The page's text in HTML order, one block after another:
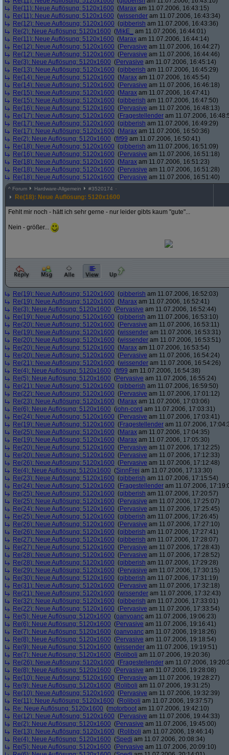
Re(11): Neue Auflösung: 5120x1600 (Marax am 11.07.2006, 16:43:15)
Re(11): Neue Auflösung: 5120x1600 (wissender am 11.07.2006, 16:43:34)
Re(12): Neue Auflösung: 5120x1600 (gibberish am 11.07.2006, 16:43:36)
Re(2): Neue Auflösung: 5120x1600 (MikE_
am 11.07.2006, 16:44:01)
Re(11): Neue Auflösung: 5120x1600 (Marax am 11.07.2006, 16:44:14)
Re(12): Neue Auflösung: 5120x1600 (Pervasive am 11.07.2006, 16:44:27)
Re(12): Neue Auflösung: 5120x1600 (Pervasive am 11.07.2006, 16:44:46)
Re(3): Neue Auflösung: 5120x1600 (Pervasive am 11.07.2006, 16:45:14)
Re(13): Neue Auflösung: 5120x1600 (gibberish am 11.07.2006, 16:45:29)
Re(14): Neue Auflösung: 5120x1600 (Marax am 11.07.2006, 16:45:54)
Re(14): Neue Auflösung: 5120x1600 (Pervasive am 11.07.2006, 16:46:18)
Re(15): Neue Auflösung: 5120x1600 (Marax am 11.07.2006, 16:47:41)
Re(15): Neue Auflösung: 5120x1600 (gibberish am 11.07.2006, 16:47:50)
Re(16): Neue Auflösung: 5120x1600 (Pervasive am 11.07.2006, 16:48:13)
Re(17): Neue Auflösung: 5120x1600 (Fragestellender am 11.07.2006,
Re(17): Neue Auflösung: 5120x1600 (gibberish am 11.07.2006, 16:49:29)
Re(17): Neue Auflösung: 5120x1600 (Marax am 11.07.2006, 16:50:36)
Re(2): Neue Auflösung: 5120x1600 (fif99 am 11.07.2006, 16:50:41)
Re(18): Neue Auflösung: 5120x1600 (gibberish am 11.07.2006, 16:51:09)
Re(16): Neue Auflösung: 5120x1600 (Pervasive am 11.07.2006, 16:51:18)
Re(18): Neue Auflösung: 5120x1600 (Marax am 11.07.2006, 16:51:23)
Re(18): Neue Auflösung: 5120x1600 (Pervasive am 11.07.2006, 16:51:28)
Re(18): Neue Auflösung: 5120x1600 (Pervasive am 11.07.2006, 16:51:40)
^ Forum Hardware-Allgemein #3520174
Re(18): Neue Auflösung: 5120x1600
Fehlt mir noch - hätt ich sehr gerne - nur leider gibts kaum "gute"...
Nein - größer...
Re(19): Neue Auflösung: 5120x1600 (gibberish am 11.07.2006, 16:52:03)
Re(19): Neue Auflösung: 5120x1600 (Marax am 11.07.2006, 16:52:41)
Re(3): Neue Auflösung: 5120x1600 (Pervasive am 11.07.2006, 16:52:44)
Re(19): Neue Auflösung: 5120x1600 (gibberish am 11.07.2006, 16:53:10)
Re(20): Neue Auflösung: 5120x1600 (Pervasive am 11.07.2006, 16:53:11)
Re(19): Neue Auflösung: 5120x1600 (wissender am 11.07.2006, 16:53:31)
Re(20): Neue Auflösung: 5120x1600 (wissender am 11.07.2006, 16:53:51)
Re(20): Neue Auflösung: 5120x1600 (Marax am 11.07.2006, 16:53:54)
Re(20): Neue Auflösung: 5120x1600 (Pervasive am 11.07.2006, 16:54:24)
Re(21): Neue Auflösung: 5120x1600 (wissender am 11.07.2006, 16:54:26)
Re(4): Neue Auflösung: 5120x1600 (fif99 am 11.07.2006, 16:54:38)
Re(5): Neue Auflösung: 5120x1600 (Pervasive am 11.07.2006, 16:55:24)
Re(21): Neue Auflösung: 5120x1600 (gibberish am 11.07.2006, 16:59:50)
Re(22): Neue Auflösung: 5120x1600 (Pervasive am 11.07.2006, 17:01:12)
Re(23): Neue Auflösung: 5120x1600 (Marax am 11.07.2006, 17:03:06)
Re(6): Neue Auflösung: 5120x1600 (john-cord am 11.07.2006, 17:03:31)
Re(24): Neue Auflösung: 5120x1600 (Pervasive am 11.07.2006, 17:03:41)
Re(19): Neue Auflösung: 5120x1600 (Fragestellender am 11.07.2006,
Re(25): Neue Auflösung: 5120x1600 (Marax am 11.07.2006, 17:04:35)
Re(19): Neue Auflösung: 5120x1600 (Marax am 11.07.2006, 17:05:30)
Re(20): Neue Auflösung: 5120x1600 (Pervasive am 11.07.2006, 17:12:25)
Re(20): Neue Auflösung: 5120x1600 (Pervasive am 11.07.2006, 17:12:33)
Re(26): Neue Auflösung: 5120x1600 (Pervasive am 11.07.2006, 17:12:48)
Re(4): Neue Auflösung: 5120x1600 (SinnFrei am 11.07.2006, 17:13:30)
Re(23): Neue Auflösung: 5120x1600 (gibberish am 11.07.2006, 17:15:54)
Re(24): Neue Auflösung: 5120x1600 (Fragestellender am 11.07.2006,
Re(25): Neue Auflösung: 5120x1600 (gibberish am 11.07.2006, 17:20:57)
Re(25): Neue Auflösung: 5120x1600 (Pervasive am 11.07.2006, 17:25:07)
Re(24): Neue Auflösung: 5120x1600 (Pervasive am 11.07.2006, 17:25:45)
Re(25): Neue Auflösung: 5120x1600 (gibberish am 11.07.2006, 17:26:45)
Re(26): Neue Auflösung: 5120x1600 (Pervasive am 11.07.2006, 17:27:10)
Re(26): Neue Auflösung: 5120x1600 (gibberish am 11.07.2006, 17:27:41)
Re(27): Neue Auflösung: 5120x1600 (gibberish am 11.07.2006, 17:28:07)
Re(27): Neue Auflösung: 5120x1600 (Pervasive am 11.07.2006, 17:28:43)
Re(28): Neue Auflösung: 5120x1600 (Pervasive am 11.07.2006, 17:28:52)
Re(28): Neue Auflösung: 5120x1600 (gibberish am 11.07.2006, 17:29:28)
Re(29): Neue Auflösung: 5120x1600 (Pervasive am 11.07.2006, 17:30:15)
Re(30): Neue Auflösung: 5120x1600 (gibberish am 11.07.2006, 17:31:19)
Re(31): Neue Auflösung: 5120x1600 (Pervasive am 11.07.2006, 17:32:18)
Re(21): Neue Auflösung: 5120x1600 (wissender am 11.07.2006, 17:32:43)
Re(32): Neue Auflösung: 5120x1600 (gibberish am 11.07.2006, 17:33:01)
Re(22): Neue Auflösung: 5120x1600 (Pervasive am 11.07.2006, 17:33:54)
Re(5): Neue Auflösung: 5120x1600 (oanvoanc am 11.07.2006, 19:06:23)
Re(6): Neue Auflösung: 5120x1600 (Pervasive am 11.07.2006, 19:16:41)
Re(7): Neue Auflösung: 5120x1600 (oanvoanc am 11.07.2006, 19:18:26)
Re(8): Neue Auflösung: 5120x1600 (Pervasive am 11.07.2006, 19:18:54)
Re(9): Neue Auflösung: 5120x1600 (wissender am 11.07.2006, 19:19:51)
Re(7): Neue Auflösung: 5120x1600 (Roliboli am 11.07.2006, 19:20:36)
Re(26): Neue Auflösung: 5120x1600 (Fragestellender am 11.07.2006,
Re(8): Neue Auflösung: 5120x1600 (Pervasive am 11.07.2006, 19:28:08)
Re(10): Neue Auflösung: 5120x1600 (Pervasive am 11.07.2006, 19:28:27)
Re(9): Neue Auflösung: 5120x1600 (Roliboli am 11.07.2006, 19:31:25)
Re(10): Neue Auflösung: 5120x1600 (Pervasive am 11.07.2006, 19:32:39)
Re(11): Neue Auflösung: 5120x1600 (Roliboli am 11.07.2006, 19:37:57)
Re: Neue Auflösung: 5120x1600 (motorboot am 11.07.2006, 19:42:10)
Re(12): Neue Auflösung: 5120x1600 (Pervasive am 11.07.2006, 19:44:33)
Re(2): Neue Auflösung: 5120x1600 (Pervasive am 11.07.2006, 19:45:00)
Re(13): Neue Auflösung: 5120x1600 (Roliboli am 11.07.2006, 19:46:14)
Re(4): Neue Auflösung: 5120x1600 (Spedi am 11.07.2006, 20:08:34)
Re(5): Neue Auflösung: 5120x1600 (Pervasive am 11.07.2006, 20:09:10)